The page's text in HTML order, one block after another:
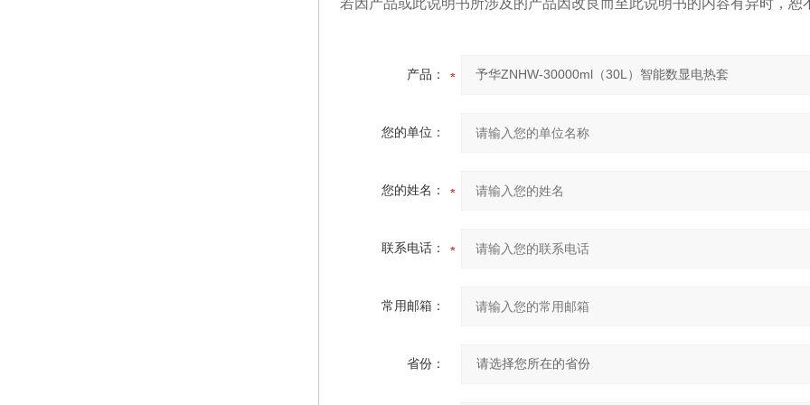
若因产品或此说明书所涉及的产品因改良而至此说明书的内容有异时，恕
产品：
您的单位：
您的姓名：
联系电话：
常用邮箱：
省份：